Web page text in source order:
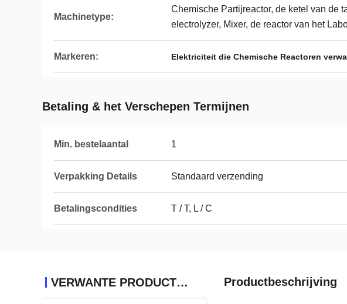
Machinetype:
Chemische Partijreactor, de ketel van de
electrolyzer, Mixer, de reactor van het
Markeren: Elektriciteit die Chemische Reactoren
Betaling & het Verschepen Termijnen
Min. bestelaantal 1
Verpakking Details Standaard verzending
Betalingscondities T / T, L / C
VERWANTE PRODUCTEN Productbeschrijving